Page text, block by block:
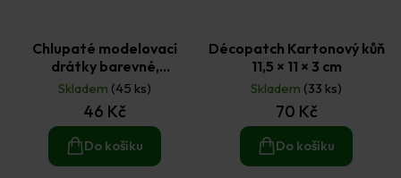
Chlupaté modelovací
drátky barevné,
pruhované (20ks)
Skladem (45 ks)
46 Kč
Do košíku
Décopatch Kartonový kůň
11,5 × 11 × 3 cm
Skladem (33 ks)
70 Kč
Do košíku